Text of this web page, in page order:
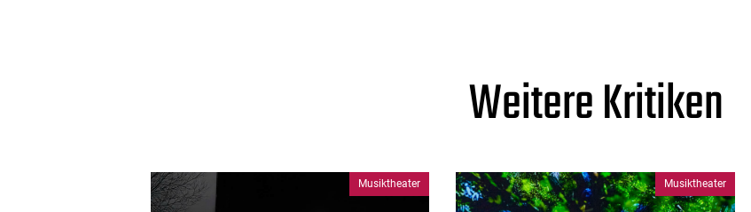
Weitere Kritiken
Musiktheater Musiktheater